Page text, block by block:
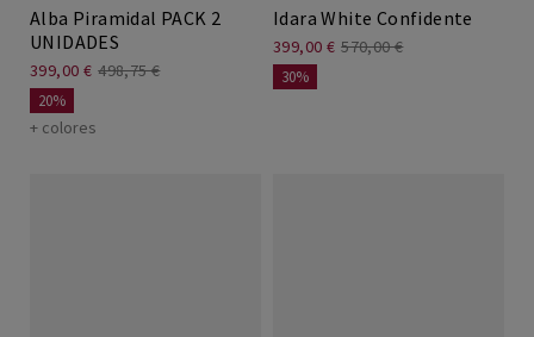
Alba Piramidal PACK 2
UNIDADES
399,00 € 498,75 €
20%
+ colores
Idara White Confidente
399,00 € 570,00 €
30%